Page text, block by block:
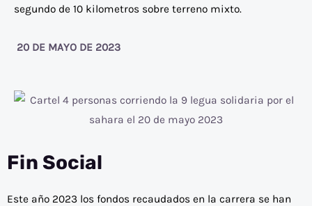
segundo de 10 kilometros sobre terreno mixto.
20 DE MAYO DE 2023
Fin Social
Este año 2023 los fondos recaudados en la carrera se han